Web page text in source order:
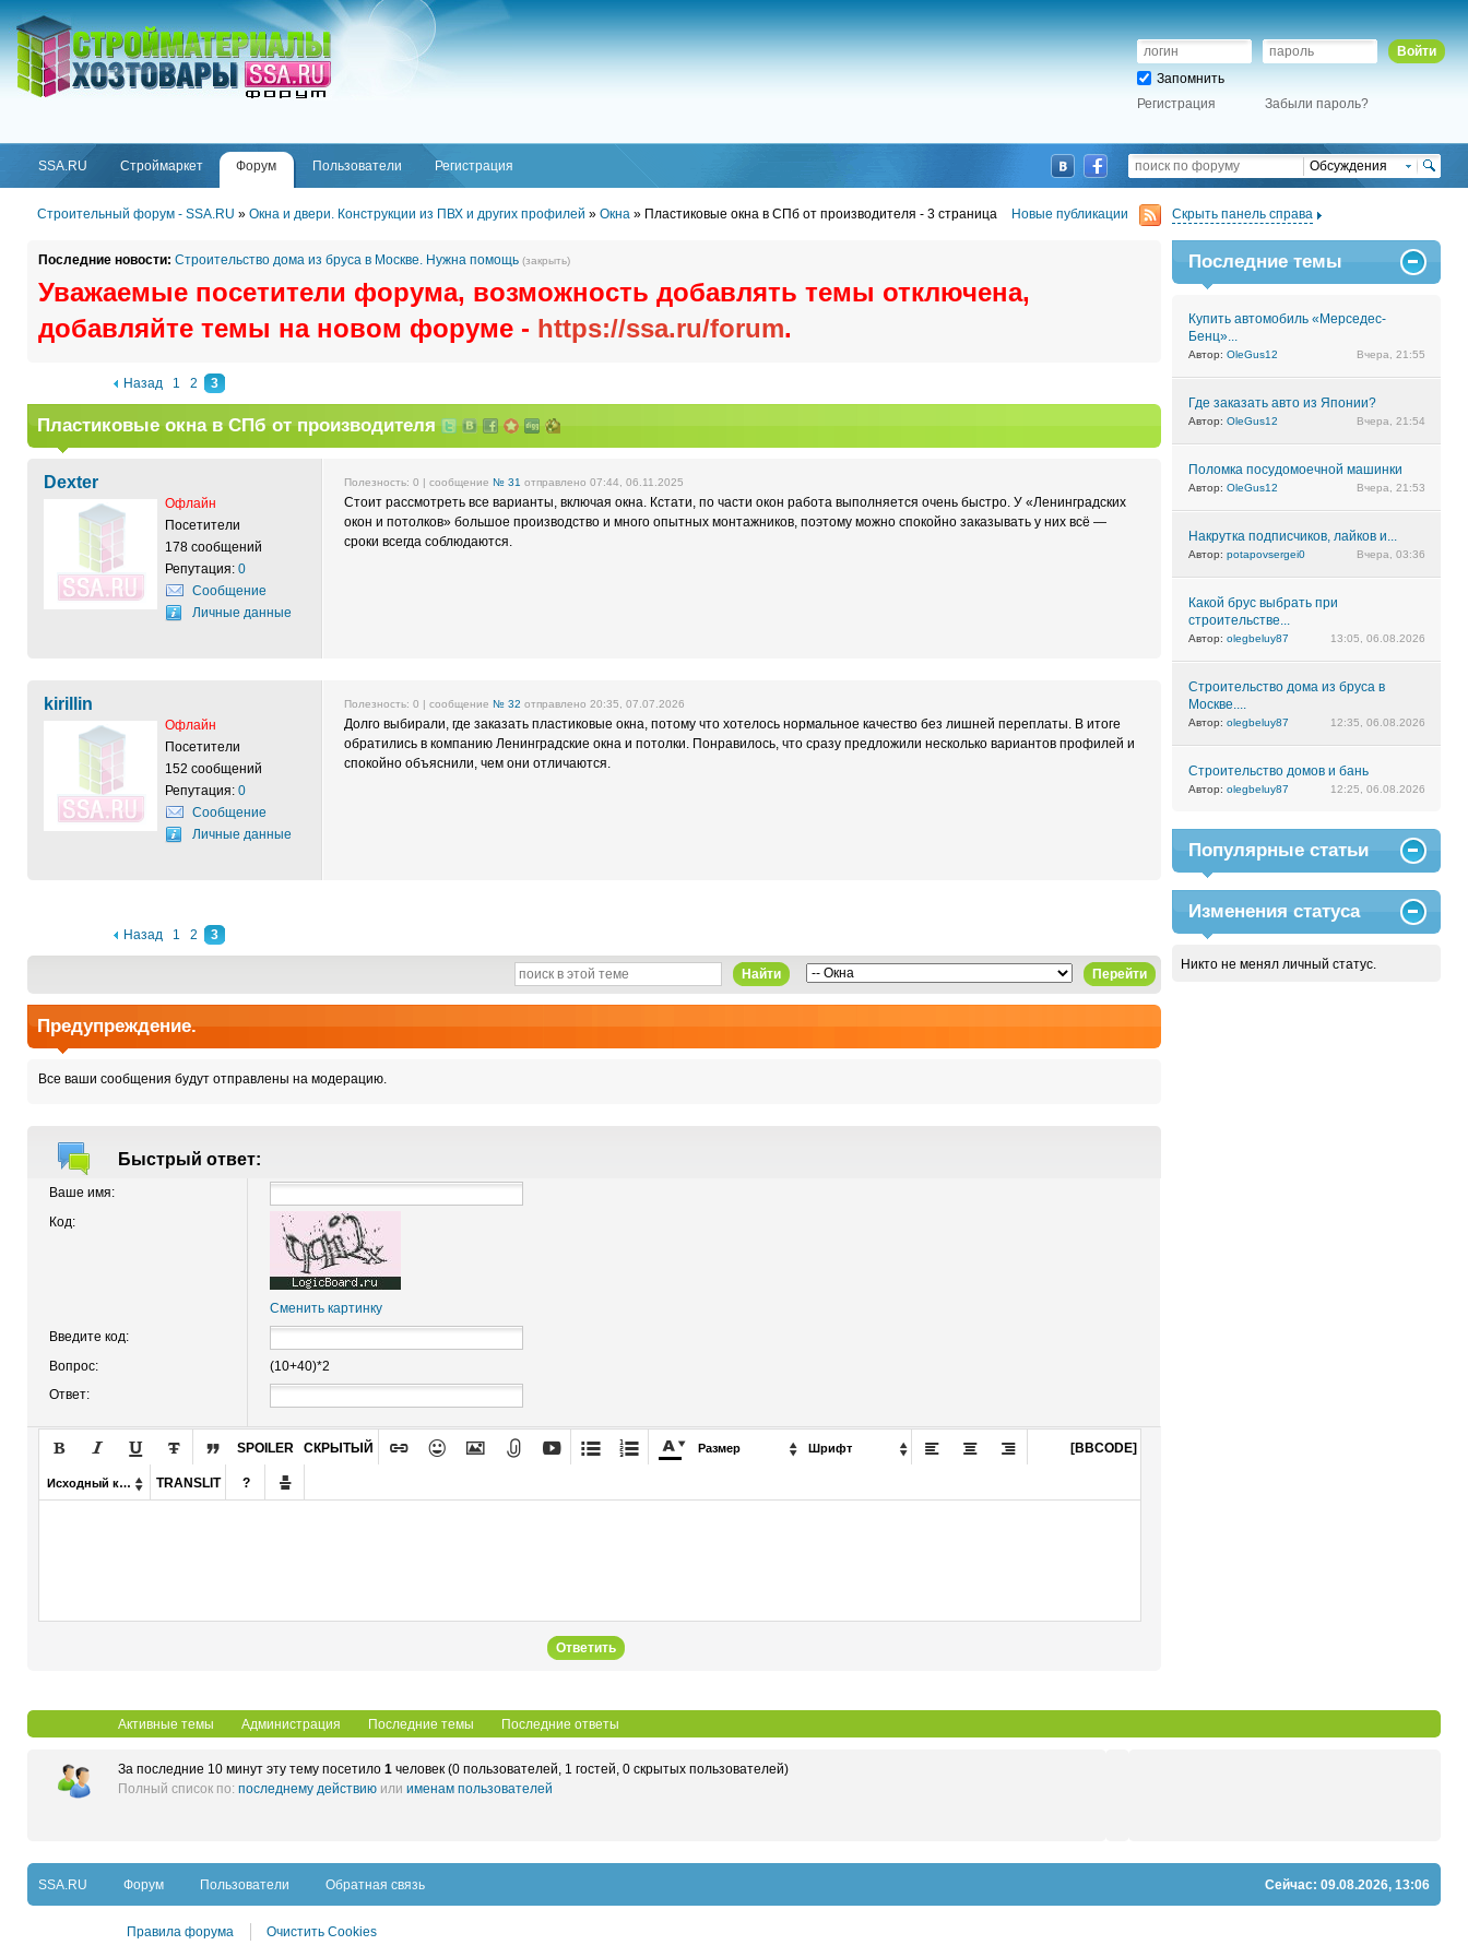
ФОРУМSSA.RU
SSA.RU Строймаркет Форум Пользователи Регистрация
Войти
Запомнить
Регистрация
Забыли пароль?
Обсуждения
Строительный форум - SSA.RU » Окна и двери. Конструкции из ПВХ и других профилей » Окна » Пластиковые окна в СПб от производителя - 3 страница Новые публикации Скрыть панель справа
Последние новости: Строительство дома из бруса в Москве. Нужна помощь (закрыть)
Уважаемые посетители форума, возможность добавлять темы отключена,
добавляйте темы на новом форуме - https://ssa.ru/forum.
Назад 1 2 3
Пластиковые окна в СПб от производителя
Dexter
Офлайн
Посетители
178 сообщений
Репутация: 0
Сообщение
Личные данные
Полезность: 0 | сообщение № 31 отправлено 07:44, 06.11.2025
Стоит рассмотреть все варианты, включая окна. Кстати, по части окон работа выполняется очень быстро. У «Ленинградских
окон и потолков» большое производство и много опытных монтажников, поэтому можно спокойно заказывать у них всё —
сроки всегда соблюдаются.
kirillin
Офлайн
Посетители
152 сообщений
Репутация: 0
Сообщение
Личные данные
Полезность: 0 | сообщение № 32 отправлено 20:35, 07.07.2026
Долго выбирали, где заказать пластиковые окна, потому что хотелось нормальное качество без лишней переплаты. В итоге
обратились в компанию Ленинградские окна и потолки. Понравилось, что сразу предложили несколько вариантов профилей и
спокойно объяснили, чем они отличаются.
Назад 1 2 3
Перейти
Найти
Предупреждение.
Все ваши сообщения будут отправлены на модерацию.
Быстрый ответ:
Ваше имя:
Код:
Сменить картинку
Введите код:
Вопрос:
(10+40)*2
Ответ:
     SPOILER СКРЫТЫЙ         Размер  Шрифт    
Исходный код  TRANSLIT ? 
[BBCODE]
Ответить
Последние темы
Купить автомобиль «Мерседес-
Бенц»...
Автор: OleGus12 Вчера, 21:55
Где заказать авто из Японии?
Автор: OleGus12 Вчера, 21:54
Поломка посудомоечной машинки
Автор: OleGus12 Вчера, 21:53
Накрутка подписчиков, лайков и...
Автор: potapovsergei0 Вчера, 03:36
Какой брус выбрать при
строительстве...
Автор: olegbeluy87 13:05, 06.08.2026
Строительство дома из бруса в
Москве....
Автор: olegbeluy87 12:35, 06.08.2026
Строительство домов и бань
Автор: olegbeluy87 12:25, 06.08.2026
Популярные статьи
Изменения статуса
Никто не менял личный статус.
Активные темы Администрация Последние темы Последние ответы
За последние 10 минут эту тему посетило 1 человек (0 пользователей, 1 гостей, 0 скрытых пользователей)
Полный список по: последнему действию или именам пользователей
SSA.RU Форум Пользователи Обратная связь Сейчас: 09.08.2026, 13:06
Правила форума Очистить Cookies